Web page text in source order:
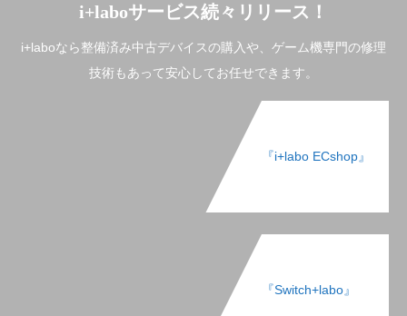
i+laboサービス続々リリース！
i+laboなら整備済み中古デバイスの購入や、ゲーム機専門の修理
技術もあって安心してお任せできます。
『i+labo ECshop』
『Switch+labo』